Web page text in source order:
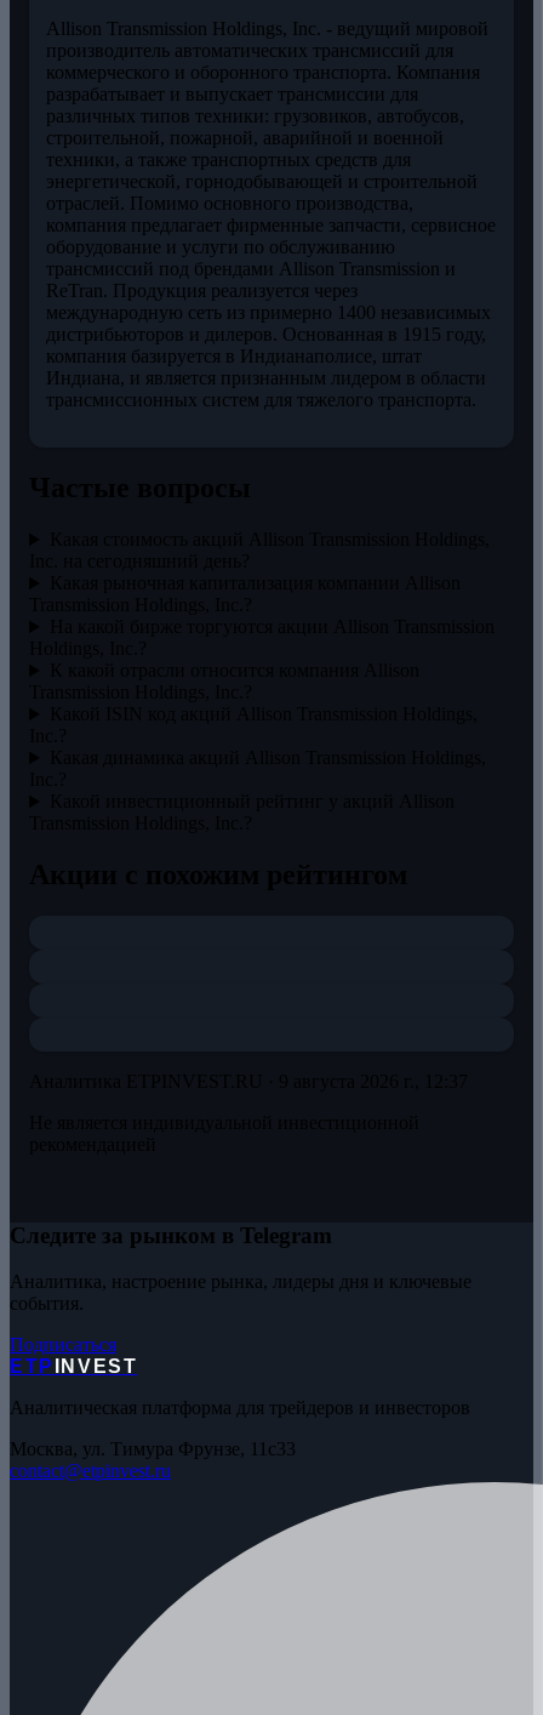
Allison Transmission Holdings, Inc. - ведущий мировой
производитель автоматических трансмиссий для
коммерческого и оборонного транспорта. Компания
разрабатывает и выпускает трансмиссии для
различных типов техники: грузовиков, автобусов,
строительной, пожарной, аварийной и военной
техники, а также транспортных средств для
энергетической, горнодобывающей и строительной
отраслей. Помимо основного производства,
компания предлагает фирменные запчасти, сервисное
оборудование и услуги по обслуживанию
трансмиссий под брендами Allison Transmission и
ReTran. Продукция реализуется через
международную сеть из примерно 1400 независимых
дистрибьюторов и дилеров. Основанная в 1915 году,
компания базируется в Индианаполисе, штат
Индиана, и является признанным лидером в области
трансмиссионных систем для тяжелого транспорта.
Следите за рынком в Telegram
Аналитика, настроение рынка, лидеры дня и ключевые
события.
Подписаться
ETP
INVEST
Аналитическая платформа для трейдеров и инвесторов
Москва, ул. Тимура Фрунзе, 11с33
contact@etpinvest.ru